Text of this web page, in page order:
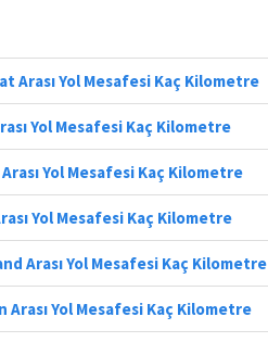
Arası Yol Mesafesi Kaç Kilometre
Yol Mesafesi Kaç Kilometre
Yol Mesafesi Kaç Kilometre
Yol Mesafesi Kaç Kilometre
Arası Yol Mesafesi Kaç Kilometre
Arası Yol Mesafesi Kaç Kilometre